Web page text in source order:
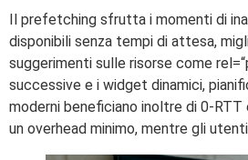
Il prefetching sfrutta i momenti di
disponibili senza tempi di attesa,
suggerimenti sulle risorse come
successive e i widget dinamici,
moderni beneficiano inoltre di 0-
un overhead minimo, mentre gli